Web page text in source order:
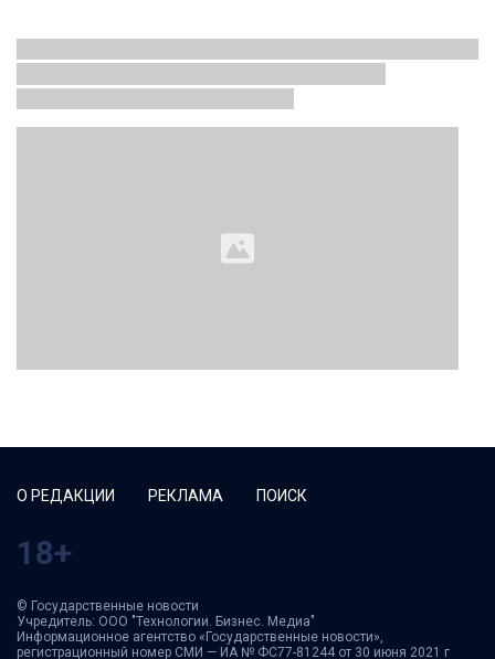
О РЕДАКЦИИ РЕКЛАМА ПОИСК
18+
© Государственные новости
Учредитель: ООО "Технологии. Бизнес. Медиа"
Информационное агентство «Государственные новости»,
регистрационный номер СМИ — ИА № ФС77-81244 от 30 июня 2021 г